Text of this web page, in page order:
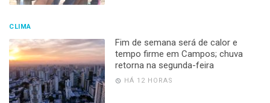
CLIMA
Fim de semana será de calor e
tempo firme em Campos; chuva
retorna na segunda-feira
HÁ 12 HORAS